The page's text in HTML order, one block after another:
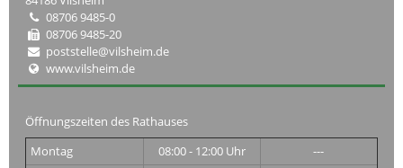
08706 9485-0
08706 9485-20
poststelle@vilsheim.de
www.vilsheim.de
Öffnungszeiten des Rathauses
Montag
08:00 - 12:00 Uhr
---